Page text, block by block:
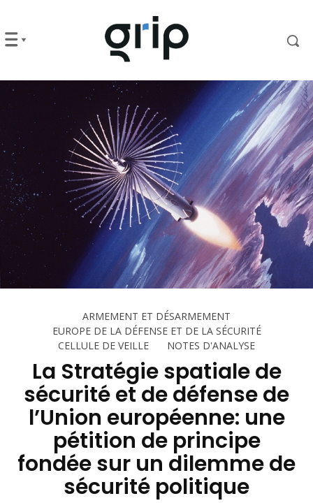
ARMEMENT ET DÉSARMEMENT
EUROPE DE LA DÉFENSE ET DE LA SÉCURITÉ
CELLULE DE VEILLE
NOTES D'ANALYSE
La Stratégie spatiale de
sécurité et de défense de
l’Union européenne: une
pétition de principe
fondée sur un dilemme de
sécurité politique